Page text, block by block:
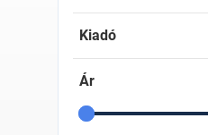
Kiadó
Ár